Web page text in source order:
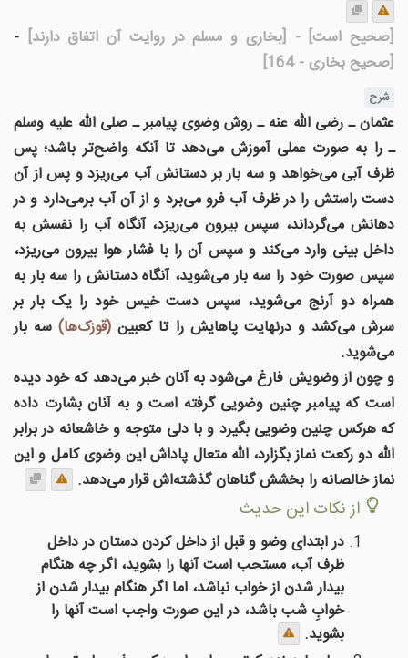
[صحیح است] - [بخارى و مسلم در روايت آن اتفاق دارند] -
[صحیح بخاری - 164]
شرح
عثمان ـ رضی الله عنه ـ روش وضوی پیامبر ـ صلی الله علیه وسلم
ـ را به صورت عملی آموزش می‌دهد تا آنکه واضح‌تر باشد؛ پس
ظرف آبی می‌خواهد و سه بار بر دستانش آب می‌ریزد و پس از آن
دست راستش را در ظرف آب فرو می‌برد و از آن آب برمی‌دارد و در
دهانش می‌گرداند، سپس بیرون می‌ریزد، آنگاه آب را نفسش به
داخل بینی وارد می‌کند‌ و سپس آن را با فشار هوا بیرون می‌ریزد،
سپس صورت خود را سه بار می‌شوید، آنگاه دستانش را سه بار به
همراه دو آرنج می‌شوید، سپس دست خیس خود را یک بار بر
سرش می‌کشد و درنهایت پاهایش را تا کعبین (قوزک‌ها)سه بار
می‌شوید.
و چون از وضویش فارغ می‌شود به آنان خبر می‌دهد که خود دیده
است که پیامبر چنین وضویی گرفته است و به آنان بشارت داده
که هرکس چنین وضویی بگیرد و با دلی متوجه و خاشعانه در برابر
الله دو رکعت نماز بگزارد، الله متعال پاداش این وضوی کامل و این
نماز خالصانه را بخشش گناهان گذشته‌اش قرار می‌دهد.
از نکات این حدیث
در ابتداى وضو و قبل از داخل كردن دستان در داخل
ظرف آب، مستحب است آنها را بشوید، اگر چه هنگام
بيدار شدن از خواب نباشد، اما اگر هنگام بيدار شدن از
خوابِ شب باشد، در اين صورت واجب است آنها را
بشوید.